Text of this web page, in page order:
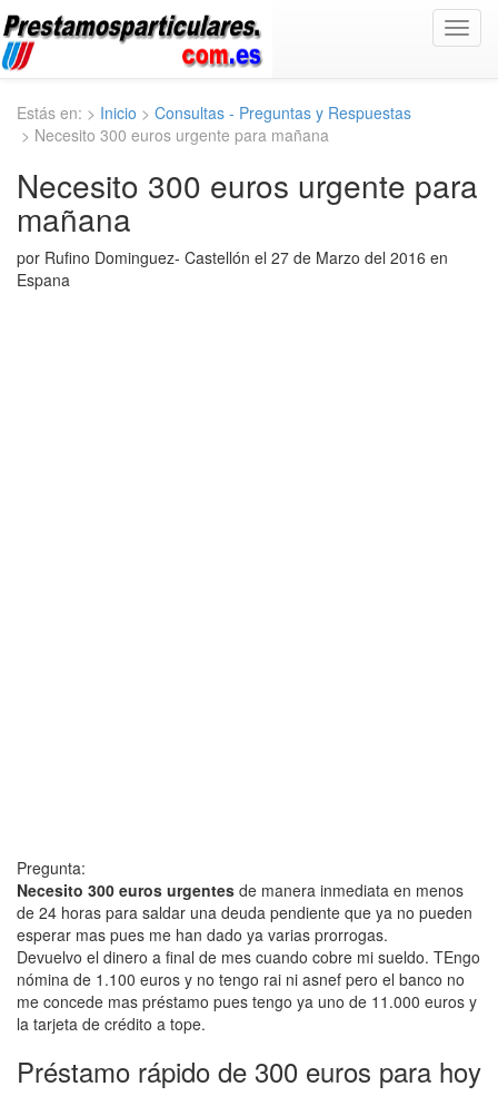
Estás en: > Inicio > Consultas - Preguntas y Respuestas
> Necesito 300 euros urgente para mañana
Necesito 300 euros urgente para
mañana
por Rufino Dominguez- Castellón el 27 de Marzo del 2016 en
Espana
Pregunta:
Necesito 300 euros urgentes de manera inmediata en menos
de 24 horas para saldar una deuda pendiente que ya no pueden
esperar mas pues me han dado ya varias prorrogas.
Devuelvo el dinero a final de mes cuando cobre mi sueldo. TEngo
nómina de 1.100 euros y no tengo rai ni asnef pero el banco no
me concede mas préstamo pues tengo ya uno de 11.000 euros y
la tarjeta de crédito a tope.
Préstamo rápido de 300 euros para hoy